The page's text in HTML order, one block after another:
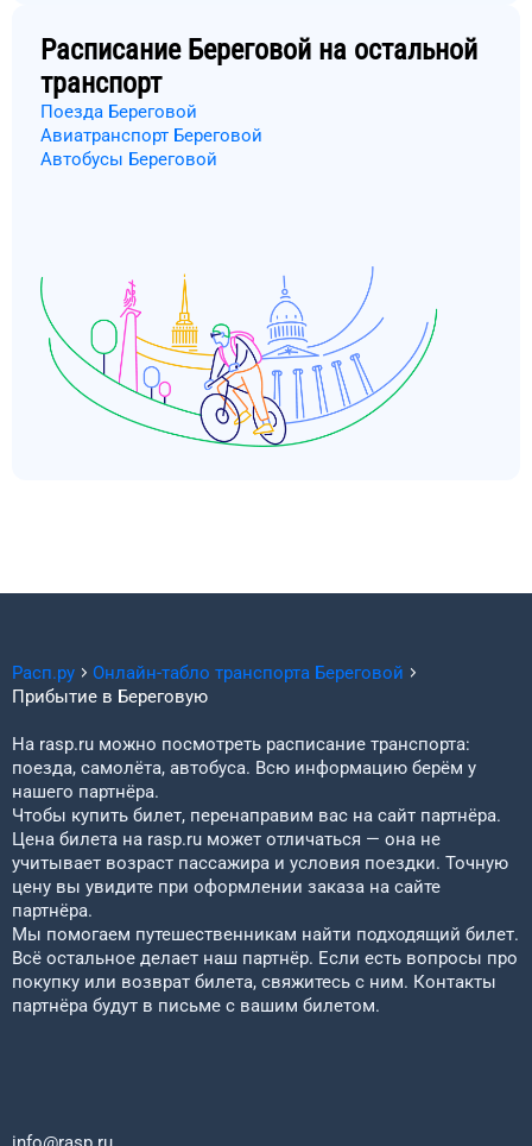
Расписание Береговой на остальной
транспорт
Поезда Береговой
Авиатранспорт Береговой
Автобусы Береговой
Расп.ру Онлайн-табло транспорта Береговой
Прибытие в Береговую
На rasp.ru можно посмотреть расписание транспорта:
поезда, самолёта, автобуса. Всю информацию берём у
нашего партнёра.
Чтобы купить билет, перенаправим вас на сайт партнёра.
Цена билета на rasp.ru может отличаться — она не
учитывает возраст пассажира и условия поездки. Точную
цену вы увидите при оформлении заказа на сайте
партнёра.
Мы помогаем путешественникам найти подходящий билет.
Всё остальное делает наш партнёр. Если есть вопросы про
покупку или возврат билета, свяжитесь с ним. Контакты
партнёра будут в письме с вашим билетом.